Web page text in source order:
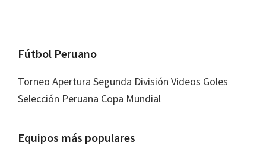
Footer
Fútbol Peruano
Torneo Apertura Segunda División Videos Goles
Selección Peruana Copa Mundial
Equipos más populares